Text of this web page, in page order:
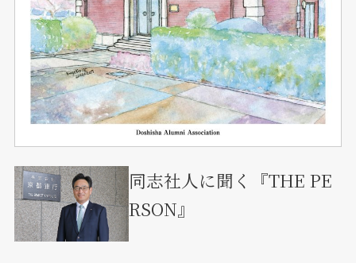
同志社人に聞く『THE PE
RSON』